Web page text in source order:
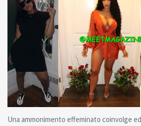
Una ammonimento effeminato coinvolge